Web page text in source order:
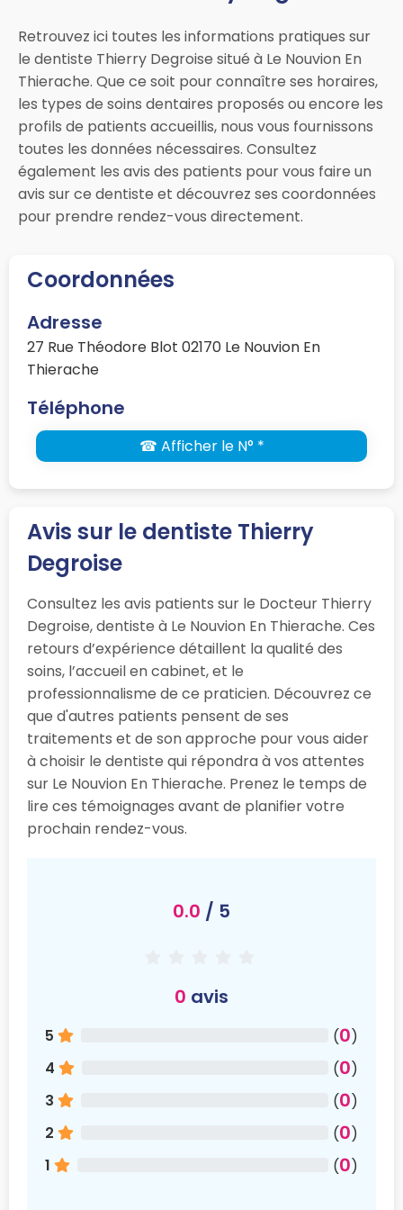
Retrouvez ici toutes les informations pratiques sur
le dentiste Thierry Degroise situé à Le Nouvion En
Thierache. Que ce soit pour connaître ses horaires,
les types de soins dentaires proposés ou encore les
profils de patients accueillis, nous vous fournissons
toutes les données nécessaires. Consultez
également les avis des patients pour vous faire un
avis sur ce dentiste et découvrez ses coordonnées
pour prendre rendez-vous directement.
Coordonnées
Adresse
27 Rue Théodore Blot 02170 Le Nouvion En
Thierache
Téléphone
☎ Afficher le N° *
Avis sur le dentiste Thierry
Degroise
Consultez les avis patients sur le Docteur Thierry
Degroise, dentiste à Le Nouvion En Thierache. Ces
retours d’expérience détaillent la qualité des
soins, l’accueil en cabinet, et le
professionnalisme de ce praticien. Découvrez ce
que d'autres patients pensent de ses
traitements et de son approche pour vous aider
à choisir le dentiste qui répondra à vos attentes
sur Le Nouvion En Thierache. Prenez le temps de
lire ces témoignages avant de planifier votre
prochain rendez-vous.
0.0 / 5
0 avis
5 (0)
4
(0)
3
(0)
2
(0)
1
(0)